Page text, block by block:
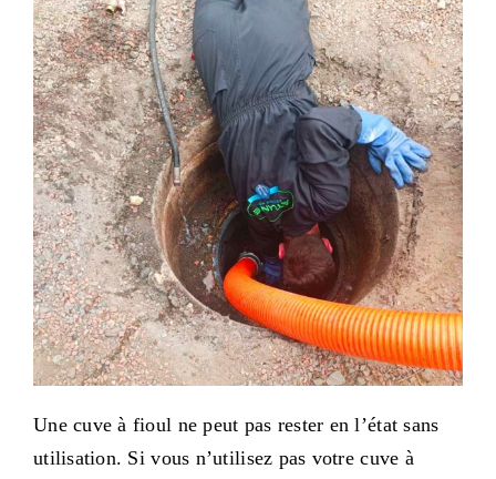
Une cuve à fioul ne peut pas rester en l’état sans
utilisation. Si vous n’utilisez pas votre cuve à